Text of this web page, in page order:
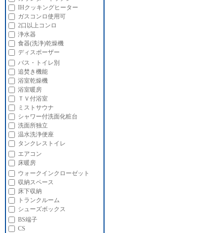
IHクッキングヒーター
ガスコンロ使用可
2口以上コンロ
浄水器
食器(洗浄)乾燥機
ディスポーザー
バス・トイレ別
追焚き機能
浴室乾燥機
浴室暖房
ＴＶ付浴室
ミストサウナ
シャワー付洗面化粧台
洗面所独立
温水洗浄便座
タンクレストイレ
エアコン
床暖房
ウォークインクローゼット
収納スペース
床下収納
トランクルーム
シューズボックス
BS端子
CS